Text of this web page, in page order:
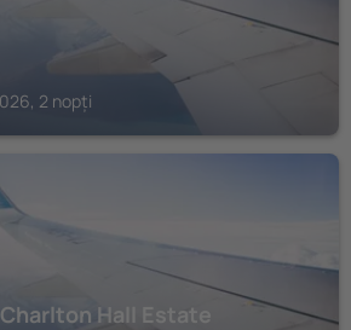
2 nopți
Hall Estate